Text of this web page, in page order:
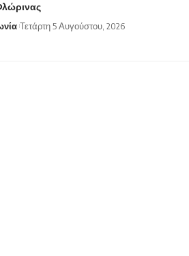
Τετάρτη 5 Αυγούστου, 2026